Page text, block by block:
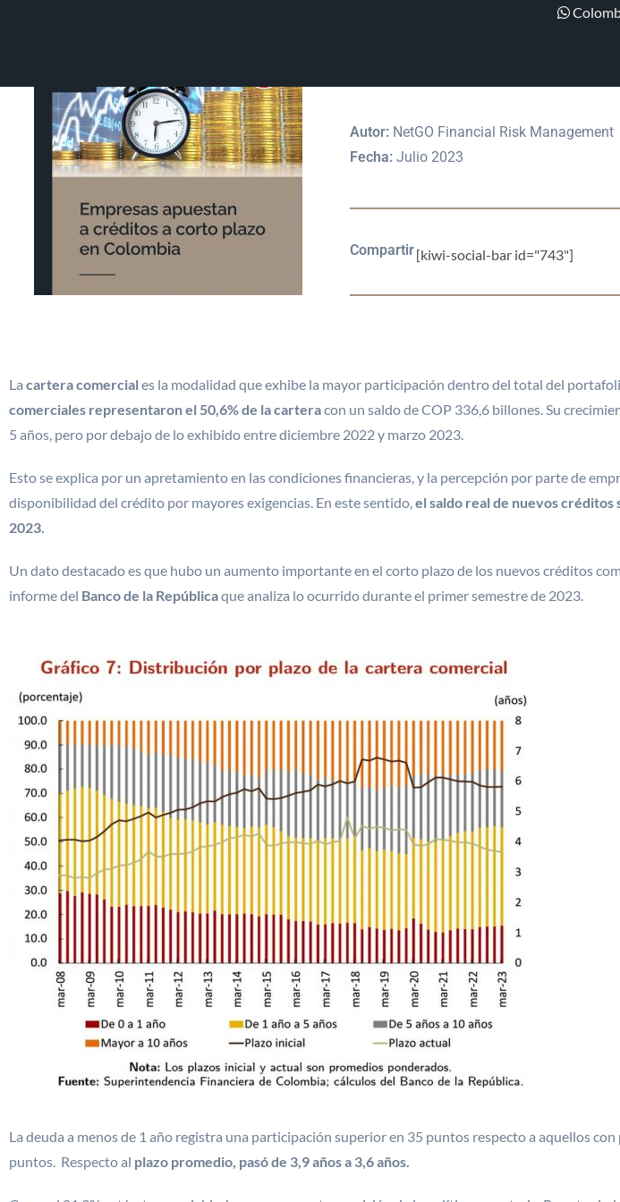
EMPRESAS
Autor: NetGO Financial Risk Management
Fecha: Julio 2023
Compartir[kiwi-social-bar id="743"]
La cartera comercial es la modalidad que exhibe la mayor participación dentro del total del
comerciales representaron el 50,6% de la carteracon un saldo de COP 336,6 billones. Su
5 años, pero por debajo de lo exhibido entre diciembre 2022 y marzo 2023.
Esto se explica por un apretamiento en las condiciones financieras, y la percepción por parte de
disponibilidad del crédito por mayores exigencias. En este sentido,el saldo real de nuevos créditos
2023.
Un dato destacado es que hubo un aumento importante en el corto plazo de los nuevos créditos
informe del Banco de la Repúblicaque analiza lo ocurrido durante el primer semestre de 2023.
La deuda a menos de 1 año registra una participación superior en 35 puntos respecto a aquellos
puntos. Respecto al plazo promedio, pasó de 3,9 años a 3,6 años.